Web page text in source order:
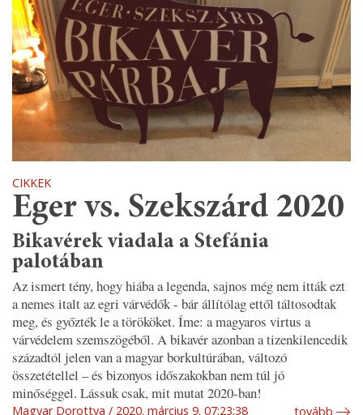
CIKKEK
Eger vs. Szekszárd 2020
Bikavérek viadala a Stefánia
palotában
Az ismert tény, hogy hiába a legenda, sajnos még nem itták ezt
a nemes italt az egri várvédők - bár állítólag ettől táltosodtak
meg, és győzték le a törököket. Íme: a magyaros virtus a
várvédelem szemszögéből. A bikavér azonban a tizenkilencedik
századtól jelen van a magyar borkultúrában, változó
összetétellel – és bizonyos időszakokban nem túl jó
minőséggel. Lássuk csak, mit mutat 2020-ban!
Magyar Dorottya 2020. március 9. 07:23:38 tovább